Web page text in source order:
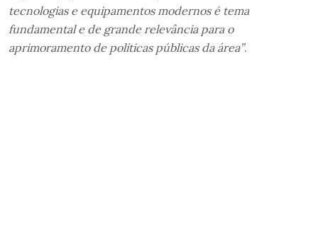
tecnologias e equipamentos modernos é tema
fundamental e de grande relevância para o
aprimoramento de políticas públicas da área”.